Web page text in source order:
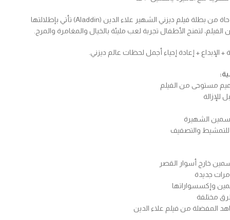
دمية ياسمين المستوحاة من بطلة فيلم ديزني الشهير علاء الدين (Aladdin) تأتي بإطلالتها
لتمنح الأطفال تجربة لعب مليئة بالخيال والمغامرة والمرح.
+ الإبداع + إعادة إحياء أجمل لحظات عالم ديزني.
مستوحى من الفيلم
الشهيرة
والتصفيف
خارج أسوار القصر
جديدة
وإكسسواراتها
مختلفة
المفضلة من فيلم علاء الدين